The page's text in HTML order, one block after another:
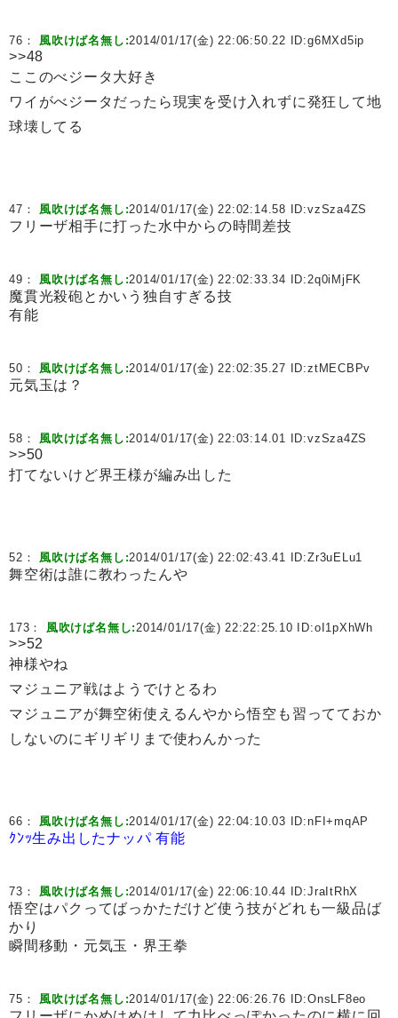
76： 風吹けば名無し:2014/01/17(金) 22:06:50.22 ID:g6MXd5ip
>>48
ここのべジータ大好き
ワイがべジータだったら現実を受け入れずに発狂して地
球壊してる
47： 風吹けば名無し:2014/01/17(金) 22:02:14.58 ID:vzSza4ZS
フリーザ相手に打った水中からの時間差技
49： 風吹けば名無し:2014/01/17(金) 22:02:33.34 ID:2q0iMjFK
魔貫光殺砲とかいう独自すぎる技
有能
50： 風吹けば名無し:2014/01/17(金) 22:02:35.27 ID:ztMECBPv
元気玉は？
58： 風吹けば名無し:2014/01/17(金) 22:03:14.01 ID:vzSza4ZS
>>50
打てないけど界王様が編み出した
52： 風吹けば名無し:2014/01/17(金) 22:02:43.41 ID:Zr3uELu1
舞空術は誰に教わったんや
173： 風吹けば名無し:2014/01/17(金) 22:22:25.10 ID:oI1pXhWh
>>52
神様やね
マジュニア戦はようでけとるわ
マジュニアが舞空術使えるんやから悟空も習ってておか
しないのにギリギリまで使わんかった
66： 風吹けば名無し:2014/01/17(金) 22:04:10.03 ID:nFI+mqAP
ｸﾝｯ生み出したナッパ 有能
73： 風吹けば名無し:2014/01/17(金) 22:06:10.44 ID:JraItRhX
悟空はパクってばっかただけど使う技がどれも一級品ば
かり
瞬間移動・元気玉・界王拳
75： 風吹けば名無し:2014/01/17(金) 22:06:26.76 ID:OnsLF8eo